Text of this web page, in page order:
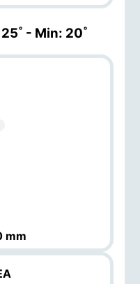
- Min: 20˚
mm